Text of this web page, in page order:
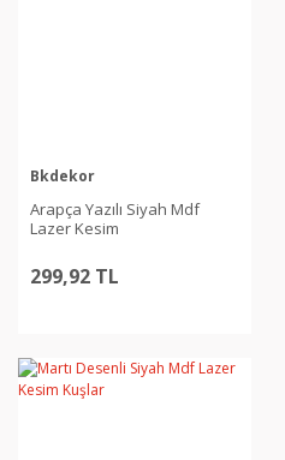
Bkdekor
Arapça Yazılı Siyah Mdf
Lazer Kesim
299,92 TL